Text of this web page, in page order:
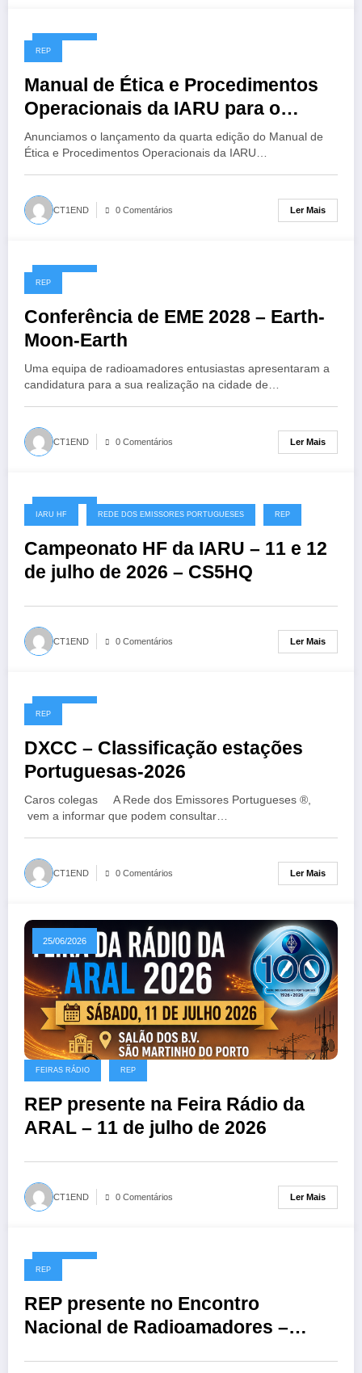
14/07/2026
REP
Manual de Ética e Procedimentos
Operacionais da IARU para o
Radioamador, 4ª Edição
Anunciamos o lançamento da quarta edição do Manual de
Ética e Procedimentos Operacionais da IARU…
CT1END 0 Comentários Ler Mais
13/07/2026
REP
Conferência de EME 2028 – Earth-
Moon-Earth
Uma equipa de radioamadores entusiastas apresentaram a
candidatura para a sua realização na cidade de…
CT1END 0 Comentários Ler Mais
08/07/2026
IARU HF REDE DOS EMISSORES PORTUGUESES REP
Campeonato HF da IARU – 11 e 12
de julho de 2026 – CS5HQ
CT1END 0 Comentários Ler Mais
06/07/2026
REP
DXCC – Classificação estações
Portuguesas-2026
Caros colegas A Rede dos Emissores Portugueses ®,
vem a informar que podem consultar…
CT1END 0 Comentários Ler Mais
25/06/2026
FEIRAS RÁDIO REP
REP presente na Feira Rádio da
ARAL – 11 de julho de 2026
CT1END 0 Comentários Ler Mais
01/06/2026
REP
REP presente no Encontro
Nacional de Radioamadores –